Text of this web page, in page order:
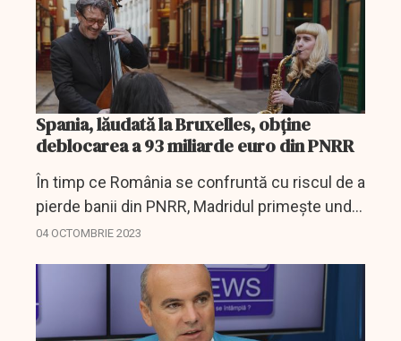
Spania, lăudată la Bruxelles, obține
deblocarea a 93 miliarde euro din PNRR
În timp ce România se confruntă cu riscul de a
pierde banii din PNRR, Madridul primește undă
verde de la Bruxelles pentru eliberarea a 93 de
04 OCTOMBRIE 2023